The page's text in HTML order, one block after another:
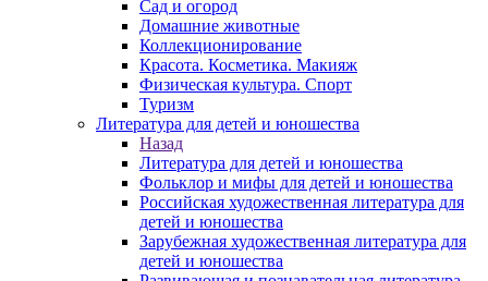
Сад и огород
Домашние животные
Коллекционирование
Красота. Косметика. Макияж
Физическая культура. Спорт
Туризм
Литература для детей и юношества
Назад
Литература для детей и юношества
Фольклор и мифы для детей и юношества
Российская художественная литература для
детей и юношества
Зарубежная художественная литература для
детей и юношества